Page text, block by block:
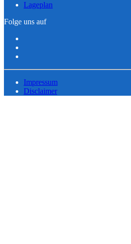
Lageplan
Folge uns auf
Impressum
Disclaimer